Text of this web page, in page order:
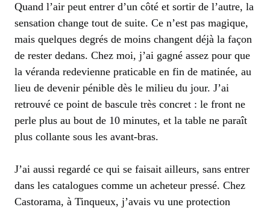
Quand l’air peut entrer d’un côté et sortir de l’autre, la
sensation change tout de suite. Ce n’est pas magique,
mais quelques degrés de moins changent déjà la façon
de rester dedans. Chez moi, j’ai gagné assez pour que
la véranda redevienne praticable en fin de matinée, au
lieu de devenir pénible dès le milieu du jour. J’ai
retrouvé ce point de bascule très concret : le front ne
perle plus au bout de 10 minutes, et la table ne paraît
plus collante sous les avant-bras.
J’ai aussi regardé ce qui se faisait ailleurs, sans entrer
dans les catalogues comme un acheteur pressé. Chez
Castorama, à Tinqueux, j’avais vu une protection